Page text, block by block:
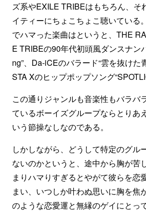
ズ系やEXILE TRIBEはもちろん、そ
イティーにちょこちょこ聴いている
でハマった楽曲はというと、THE
E TRIBEの90年代初頭風ダンスナン
ng”、Da-iCEのバラード“雲を抜けた
STA Xのヒップポップソング
この通りジャンルも音楽性もバラバ
ているボーイズグループならとりあ
いう節操なしなのである。
しかしながら、どうして特定のグル
ないのかというと、途中から胸が苦
まりハマりすぎるとやがて彼らを恋
まい、いつしか叶わぬ思いに胸を焦
のような恋愛運と無縁のゲイにとっ